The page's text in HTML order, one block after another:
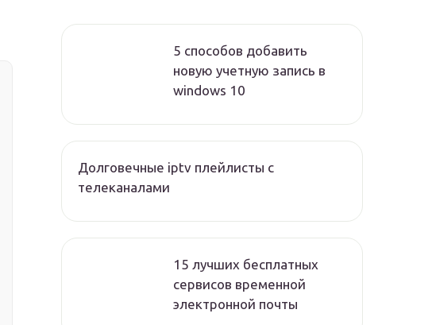
5 способов добавить
новую учетную запись в
windows 10
Долговечные iptv плейлисты с
телеканалами
15 лучших бесплатных
сервисов временной
электронной почты